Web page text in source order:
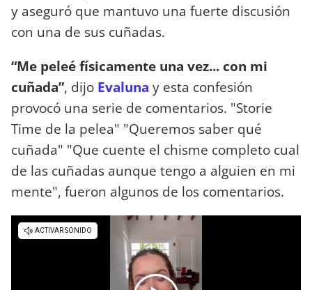
y aseguró que mantuvo una fuerte discusión
con una de sus cuñadas.
“Me peleé físicamente una vez... con mi
cuñada”, dijo Evaluna y esta confesión
provocó una serie de comentarios. "Storie
Time de la pelea" "Queremos saber qué
cuñada" "Que cuente el chisme completo cual
de las cuñadas aunque tengo a alguien en mi
mente", fueron algunos de los comentarios.